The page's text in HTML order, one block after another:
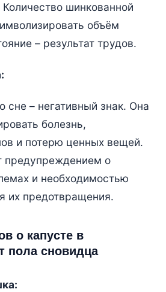
шинкованной
объём
– результат трудов.
сне – негативный знак. Она
болезнь,
и потерю ценных вещей.
предупреждением о
и необходимостью
их предотвращения.
о капусте в
пола сновидца